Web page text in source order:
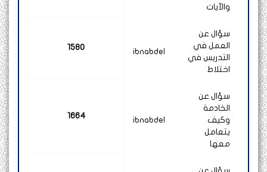
والآيات
سؤال عن
العمل في
التدريس في
اختلاط
ibnabdel
1580
سؤال عن
الخادمة
وكيف
يتعامل
معها
ibnabdel
1664